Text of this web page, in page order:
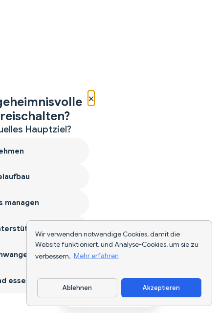
Wir verwenden notwendige Cookies, damit die
Website funktioniert, und Analyse-Cookies, um sie zu
verbessern. Mehr erfahren
Ablehnen Akzeptieren
App herunterladen
×
Hauptziel?
managen
essen